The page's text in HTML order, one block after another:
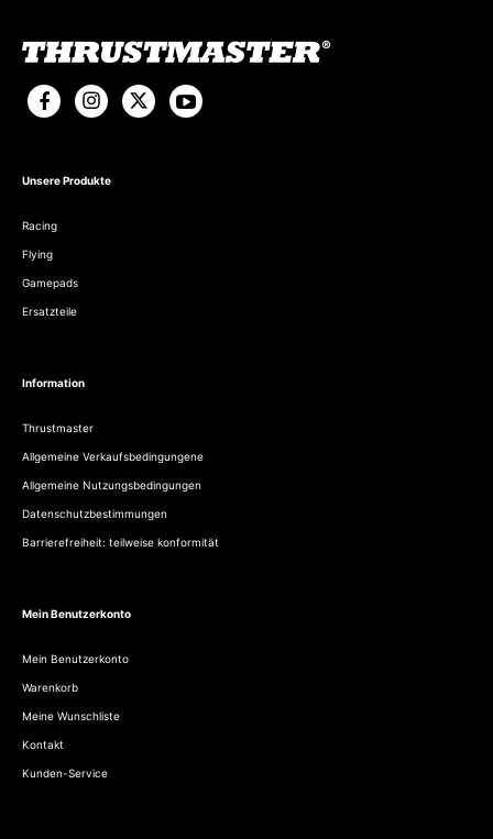
Unsere Produkte
Racing
Flying
Gamepads
Ersatzteile
Information
Thrustmaster
Allgemeine Verkaufsbedingungene
Allgemeine Nutzungsbedingungen
Datenschutzbestimmungen
Barrierefreiheit: teilweise konformität
Mein Benutzerkonto
Mein Benutzerkonto
Warenkorb
Meine Wunschliste
Kontakt
Kunden-Service